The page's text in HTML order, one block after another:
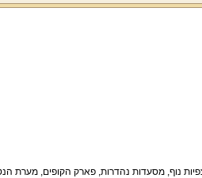
נוף, מסעדות נהדרות, פארק הקופים, מערת